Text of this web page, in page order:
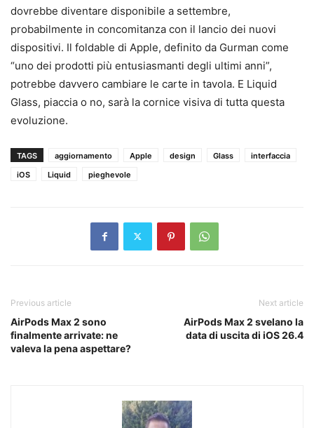
dovrebbe diventare disponibile a settembre,
probabilmente in concomitanza con il lancio dei nuovi
dispositivi. Il foldable di Apple, definito da Gurman come
“uno dei prodotti più entusiasmanti degli ultimi anni”,
potrebbe davvero cambiare le carte in tavola. E Liquid
Glass, piaccia o no, sarà la cornice visiva di tutta questa
evoluzione.
TAGS aggiornamento Apple design Glass
interfaccia
iOS
Liquid pieghevole
Previous article
AirPods Max 2 sono
finalmente arrivate: ne
valeva la pena aspettare?
Next article
AirPods Max 2 svelano la
data di uscita di iOS 26.4